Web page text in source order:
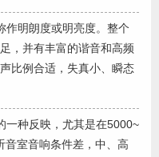
作明朗度或明亮度。整个
，并有丰富的谐音和高频
比例合适，失真小、瞬态
一种反映，尤其是在5000~
音室音响条件差，中、高